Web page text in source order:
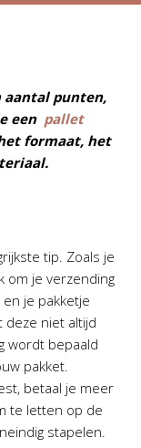
aantal punten,
een pallet
formaat, het
tip. Zoals je
om je verzending
je pakketje
deze niet altijd
wordt bepaald
pakket.
betaal je meer
te letten op de
stapelen.